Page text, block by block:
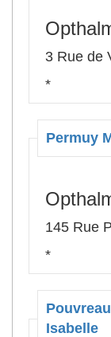
3 Rue de
*
Permuy
145 Rue
*
Isabelle